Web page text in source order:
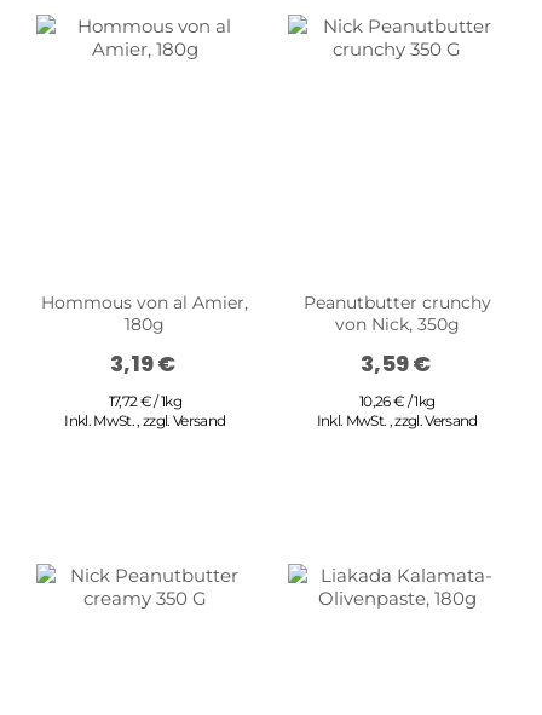
Hommous von al Amier,
180g
3,19 €
17,72 € / 1kg
Inkl. MwSt.,zzgl.Versand
Peanutbutter crunchy
von Nick, 350g
3,59 €
10,26 € / 1kg
Inkl. MwSt. ,zzgl.Versand